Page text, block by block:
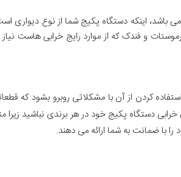
می باشد، اینکه دستگاه پکیج شما از نوع دیواری
و فندک که از موارد رایج خرابی هاست
کردن از آن با مشکلاتی روبرو بشود که
دستگاه پکیج خود در هر برندی نباشید
با ضمانت به شما ارائه می دهند.